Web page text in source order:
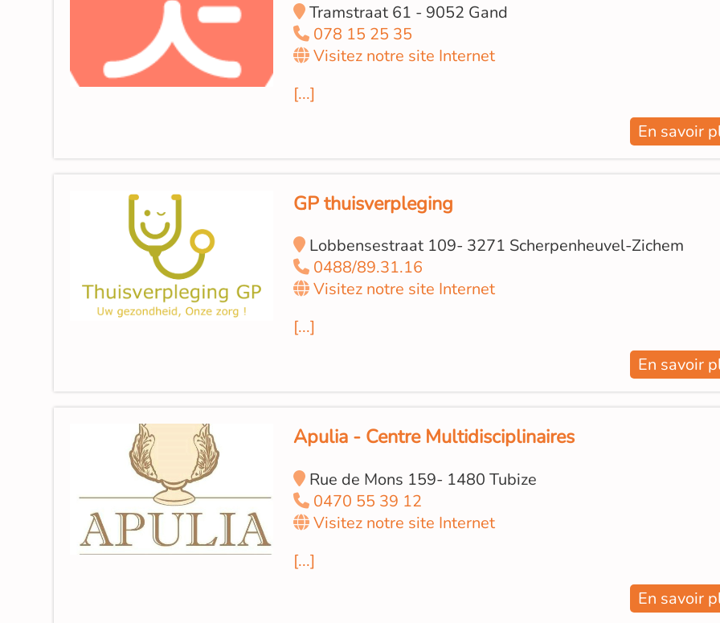
Tramstraat 61 - 9052 Gand
078 15 25 35
Visitez notre site Internet
[...]
En savoir
GP thuisverpleging
Lobbensestraat 109- 3271 Scherpenheuvel-Zichem
0488/89.31.16
Visitez notre site Internet
[...]
En savoir
Apulia - Centre Multidisciplinaires
Rue de Mons 159- 1480 Tubize
0470 55 39 12
Visitez notre site Internet
[...]
En savoir